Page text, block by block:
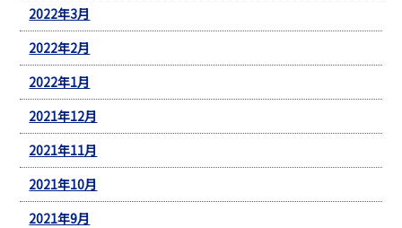
2022年3月
2022年2月
2022年1月
2021年12月
2021年11月
2021年10月
2021年9月